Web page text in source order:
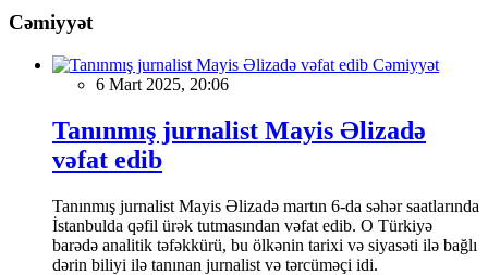
Cəmiyyət
Cəmiyyət
6 Mart 2025, 20:06
Tanınmış jurnalist Mayis Əlizadə
vəfat edib
Tanınmış jurnalist Mayis Əlizadə martın 6-da səhər saatlarında
İstanbulda qəfil ürək tutmasından vəfat edib. O Türkiyə
barədə analitik təfəkkürü, bu ölkənin tarixi və siyasəti ilə bağlı
dərin biliyi ilə tanınan jurnalist və tərcüməçi idi.